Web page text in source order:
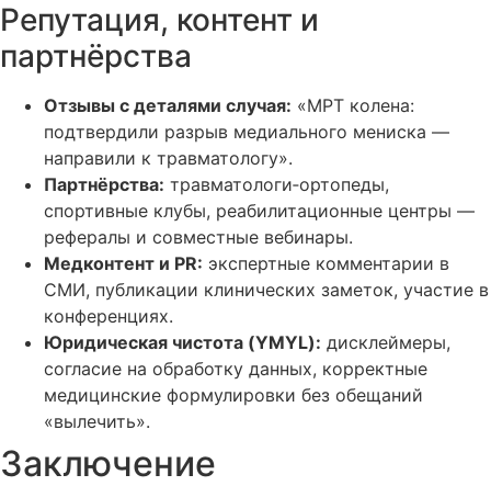
Репутация, контент и
партнёрства
Отзывы с деталями случая: «МРТ колена:
подтвердили разрыв медиального мениска —
направили к травматологу».
Партнёрства: травматологи‑ортопеды,
спортивные клубы, реабилитационные центры —
рефералы и совместные вебинары.
Медконтент и PR: экспертные комментарии в
СМИ, публикации клинических заметок, участие в
конференциях.
Юридическая чистота (YMYL): дисклеймеры,
согласие на обработку данных, корректные
медицинские формулировки без обещаний
«вылечить».
Заключение